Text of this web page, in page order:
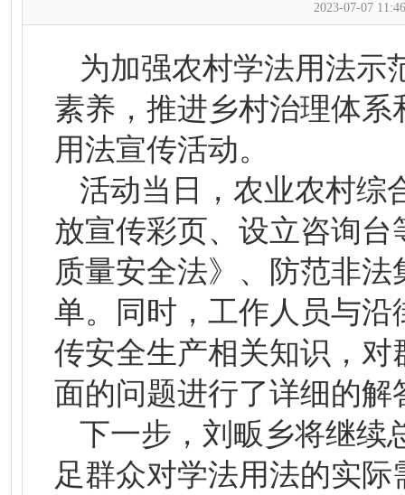
2023-07-07
为加强农村学法用法示
素养，推进乡村治理体
用法宣传活动。
活动当日，农业农村综
放宣传彩页、设立咨询
质量安全法》、防范非
单。同时，工作人员与
传安全生产相关知识，
面的问题进行了详细的解
下一步，刘畈乡将继续
足群众对学法用法的实